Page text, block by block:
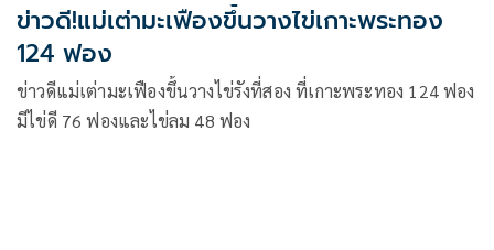
ข่าวดี!แม่เต่ามะเฟืองขึ้นวางไข่เกาะพระทอง
124 ฟอง
ข่าวดีแม่เต่ามะเฟืองขึ้นวางไข่รังที่สอง ที่เกาะพระทอง 124 ฟอง
มีไข่ดี 76 ฟองและไข่ลม 48 ฟอง